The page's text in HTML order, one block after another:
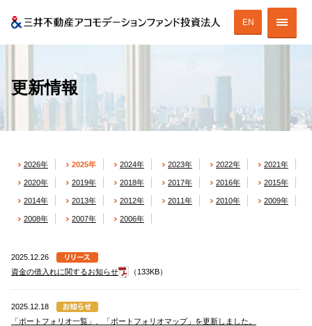
EN
投資法人の戦略
ESGへの取り組み
ポートフォリオ
財務情報
更新情報
2026年 2025年 2024年 2023年 2022年 2021年
2020年 2019年 2018年 2017年 2016年 2015年
2014年 2013年 2012年 2011年 2010年 2009年
2008年 2007年 2006年
2025.12.26
資金の借入れに関するお知らせ
（133KB）
2025.12.18
「ポートフォリオ一覧」、「ポートフォリオマップ」を更新しました。